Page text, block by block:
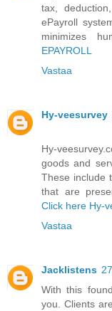
tax,
ePayroll
minimizes
EPAYROLL
Vastaa
Hy-veesurvey
Hy-
goods and
These include
that are
Click here Hy-
Vastaa
Jacklistens
With this
you. Clients